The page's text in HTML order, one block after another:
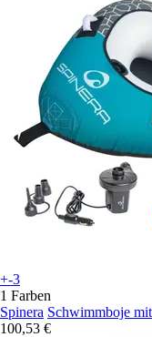
+-3
1 Farben
Spinera Schwimmboje
100,53 €